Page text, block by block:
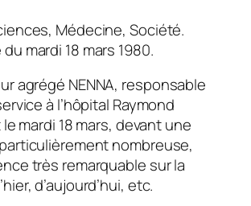
Médecine, Société.
mardi 18 mars 1980.
agrégé NENNA, responsable
à l’hôpital Raymond
mardi 18 mars, devant une
nombreuse,
très remarquable sur la
d’aujourd’hui, etc.